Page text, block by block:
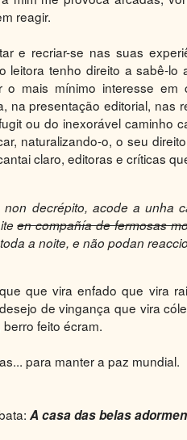
reagir.
e recriar-se nas suas
leitora tenho direito a sabê-
mais mínimo interesse em
na presentação editorial, nas
ou do inexorável caminho
naturalizando-o, o seu
claro, editoras e críticas
non decrépito, acode a unha
en compañía de fermosas
a noite, e não podan
que vira enfado que vira
de vingança que vira
feito écram.
para manter a paz mundial.
A casa das belas